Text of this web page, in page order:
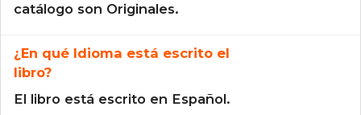
catálogo son Originales.
¿En qué Idioma está escrito el
libro?
El libro está escrito en Español.